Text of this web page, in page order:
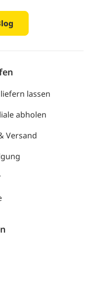
lassen
abholen
Versand